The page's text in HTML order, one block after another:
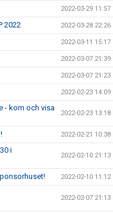
2022-03-29 11:57
2022 2022-03-28 22:26
2022-03-11 15:17
2022-03-07 21:39
2022-03-07 21:23
2022-02-23 14:09
- kom och visa
2022-02-23 13:18
2022-02-21 10:38
i
2022-02-10 21:13
2022-02-10 11:12
2022-02-07 21:13